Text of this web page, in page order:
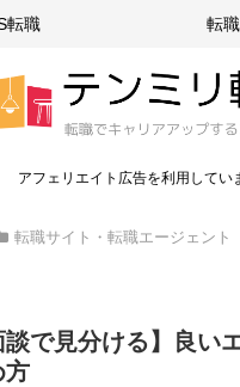
アフェリエイト広告を利用してい
転職 転
転職サイト・転職エージェント
談で見分ける】良い
方